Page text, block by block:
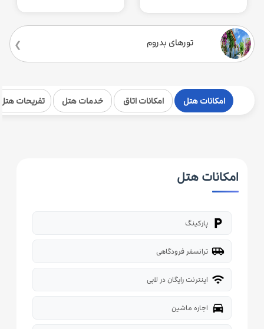
تورهای بدروم
امکانات هتل امکانات اتاق خدمات هتل تفریحات
امکانات هتل
local_parking پارکینگ
airport_shuttle ترانسفر فرودگاهی
wifi اینترنت رایگان در لابی
directions_car اجاره ماشین